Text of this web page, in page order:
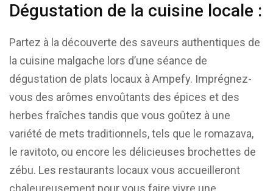
Dégustation de la cuisine locale :
Partez à la découverte des saveurs authentiques de
la cuisine malgache lors d’une séance de
dégustation de plats locaux à Ampefy. Imprégnez-
vous des arômes envoûtants des épices et des
herbes fraîches tandis que vous goûtez à une
variété de mets traditionnels, tels que le romazava,
le ravitoto, ou encore les délicieuses brochettes de
zébu. Les restaurants locaux vous accueilleront